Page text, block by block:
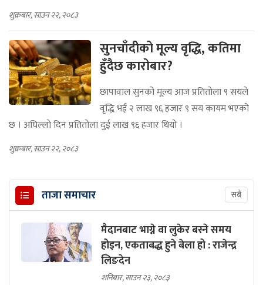
शुक्रबार, साउन २२, २०८३
सुनचाँदीको मूल्य वृद्धि, कतिमा
हुँदैछ कारोबार?
छापावाल सुनको मूल्य आज प्रतितोला ९ सयले
वृद्धि भई २ लाख ९६ हजार ९ सय कायम भएको
छ । अघिल्लो दिन प्रतितोला दुई लाख ९६ हजार थियो ।
शुक्रबार, साउन २२, २०८३
ताजा समाचार सबै
मैदानबाट भाग्ने वा लुकेर बस्ने समय
होइन, एकताबद्ध हुने बेला हो : राजेन्द्र
लिङदेन
शनिबार, साउन २३, २०८३